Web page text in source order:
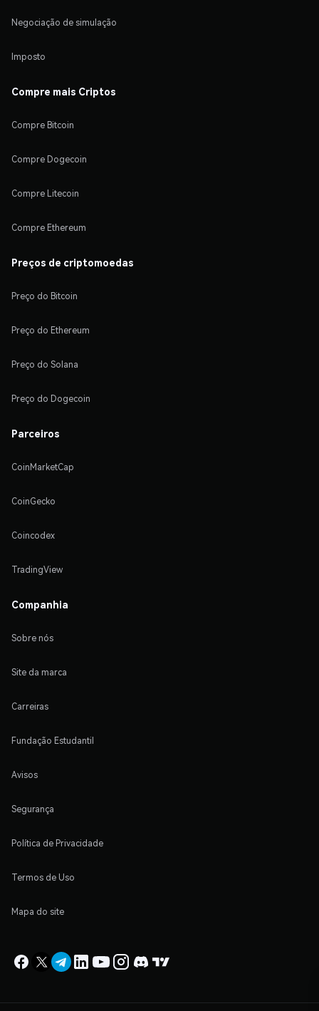
Negociação de simulação
Imposto
Compre mais Criptos
Compre Bitcoin
Compre Dogecoin
Compre Litecoin
Compre Ethereum
Preços de criptomoedas
Preço do Bitcoin
Preço do Ethereum
Preço do Solana
Preço do Dogecoin
Parceiros
CoinMarketCap
CoinGecko
Coincodex
TradingView
Companhia
Sobre nós
Site da marca
Carreiras
Fundação Estudantil
Avisos
Segurança
Política de Privacidade
Termos de Uso
Mapa do site